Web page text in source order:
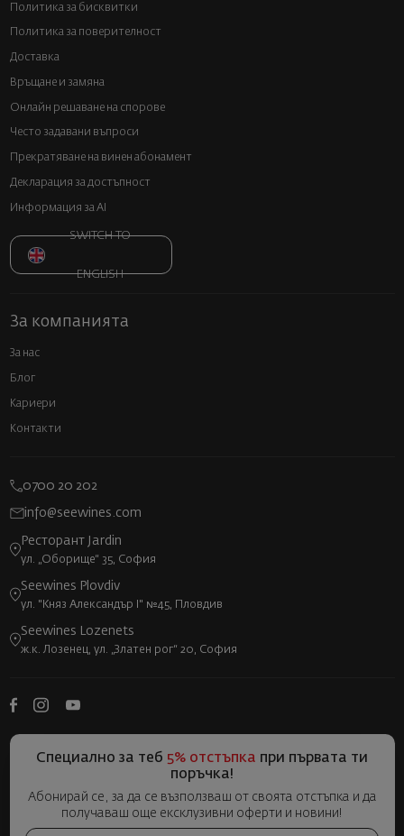
Политика за бисквитки
Политика за поверителност
Доставка
Връщане и замяна
Онлайн решаване на спорове
Често задавани въпроси
Прекратяване на винен абонамент
Декларация за достъпност
Информация за AI
SWITCH TO
ENGLISH
За компанията
За нас
Блог
Кариери
Контакти
0700 20 202
info@seewines.com
Ресторант Jardin
ул. „Оборище“ 35, София
Seewines Plovdiv
ул. "Княз Александър I" №45, Пловдив
Seewines Lozenets
ж.к. Лозенец, ул. „Златен рог“ 20, София
Специално за теб 5% отстъпка при първата ти
поръчка!
Абонирай се, за да се възползваш от своята отстъпка и да
получаваш още ексклузивни оферти и новини!